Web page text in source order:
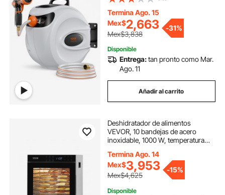
jardín con boquilla de 9 patrones,
rebobinado automático, bloqueo a
cualquier longitud y sistema de
retorno lento.
Termina Ago. 15
Mex$2,663
Mex$3,838
-31%
Disponible
Entrega:tan pronto como Mar.
Ago. 11
Añadir al carrito
Deshidratador de alimentos
VEVOR, 10 bandejas de acero
inoxidable, 1000 W, temperatura
horas, ideal para carne seca, frutas,
verduras, hierbas y golosinas para
perros.
Termina Ago. 14
Mex$3,953
Mex$4,625
-15%
Disponible